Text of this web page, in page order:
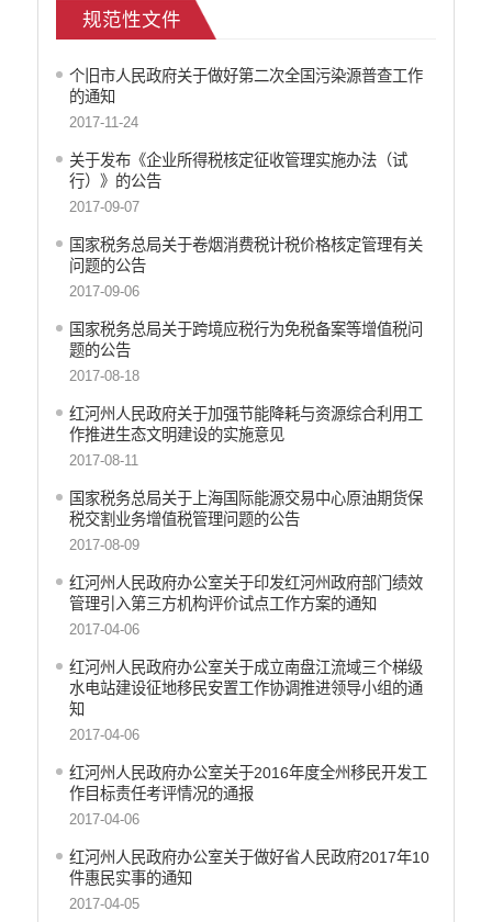
社会救助
食品药品监管
公共文化服务
安全生产
司法信息
规范性文件
个旧市人民政府关于做好第二次全国污染源普查工作
的通知
2017-11-24
关于发布《企业所得税核定征收管理实施办法（试
行）》的公告
2017-09-07
国家税务总局关于卷烟消费税计税价格核定管理有关
问题的公告
2017-09-06
国家税务总局关于跨境应税行为免税备案等增值税问
题的公告
2017-08-18
红河州人民政府关于加强节能降耗与资源综合利用工
作推进生态文明建设的实施意见
2017-08-11
国家税务总局关于上海国际能源交易中心原油期货保
税交割业务增值税管理问题的公告
2017-08-09
红河州人民政府办公室关于印发红河州政府部门绩效
管理引入第三方机构评价试点工作方案的通知
2017-04-06
红河州人民政府办公室关于成立南盘江流域三个梯级
水电站建设征地移民安置工作协调推进领导小组的通
知
2017-04-06
红河州人民政府办公室关于2016年度全州移民开发工
作目标责任考评情况的通报
2017-04-06
红河州人民政府办公室关于做好省人民政府2017年10
件惠民实事的通知
2017-04-05